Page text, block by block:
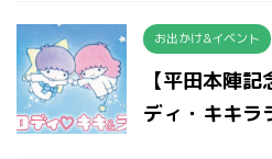
お出かけ&イベント
【平田本陣
ディ・キキラ